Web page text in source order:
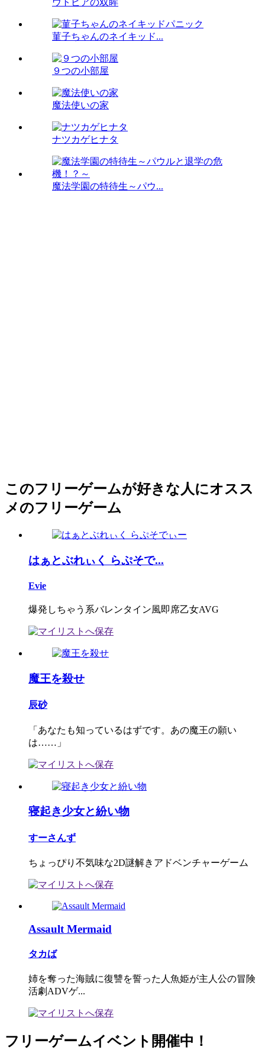
ウトピアの双眸
菫子ちゃんのネイキッド...
９つの小部屋
魔法使いの家
ナツカゲヒナタ
魔法学園の特待生～パウ...
このフリーゲームが好きな人にオスス
メのフリーゲーム
はぁとぶれぃく らぷそで...
Evie
爆発しちゃう系バレンタイン風即席乙女AVG
魔王を殺せ
辰砂
「あなたも知っているはずです。あの魔王の願い
は……」
寝起き少女と紛い物
すーさんず
ちょっぴり不気味な2D謎解きアドベンチャーゲーム
Assault Mermaid
タカば
姉を奪った海賊に復讐を誓った人魚姫が主人公の冒険
活劇ADVゲ...
フリーゲームイベント開催中！